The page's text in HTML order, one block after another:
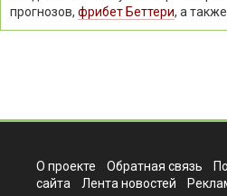
прогнозов, фрибет Беттери, а
О проекте Обратная связь
сайта
Лента новостей